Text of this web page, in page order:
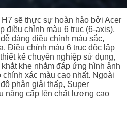
H7 sẽ thực sự hoàn hảo bởi Acer
điều chỉnh màu 6 trục (6-axis),
dàng điều chỉnh màu sắc,
Điều chỉnh màu 6 trục độc lập
kế chuyên nghiệp sử dụng,
khe nhằm đáp ứng hình ảnh
xác màu cao nhất. Ngoài
phân giải thấp, Super
nâng cấp lên chất lượng cao